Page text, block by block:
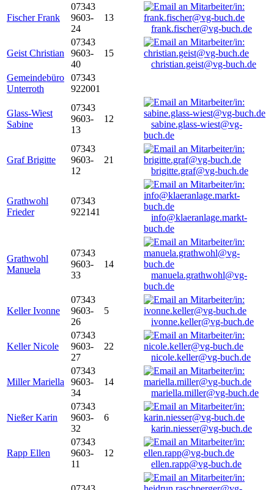
Fischer Frank
07343
9603-
24
13
frank.fischer@vg-buch.de
Geist Christian
07343
9603-
40
15
christian.geist@vg-buch.de
Gemeindebüro
Unterroth
07343
922001
Glass-Wiest
Sabine
07343
9603-
13
12
sabine.glass-wiest@vg-
buch.de
Graf Brigitte
07343
9603-
12
21
brigitte.graf@vg-buch.de
Grathwohl
Frieder
07343
922141
info@klaeranlage.markt-
buch.de
Grathwohl
Manuela
07343
9603-
33
14
manuela.grathwohl@vg-
buch.de
Keller Ivonne
07343
9603-
26
5
ivonne.keller@vg-buch.de
Keller Nicole
07343
9603-
27
22
nicole.keller@vg-buch.de
Miller Mariella
07343
9603-
34
14
mariella.miller@vg-buch.de
Nießer Karin
07343
9603-
32
6
karin.niesser@vg-buch.de
Rapp Ellen
07343
9603-
11
12
ellen.rapp@vg-buch.de